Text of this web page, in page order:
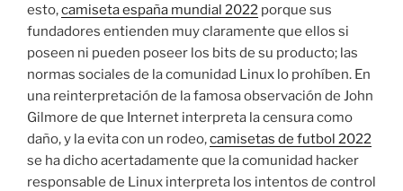
esto,camiseta españa mundial 2022 porque sus
fundadores entienden muy claramente que ellos si
poseen ni pueden poseer los bits de su producto; las
normas sociales de la comunidad Linux lo prohíben. En
una reinterpretación de la famosa observación de John
Gilmore de que Internet interpreta la censura como
daño, y la evita con un rodeo,camisetas de futbol 2022
se ha dicho acertadamente que la comunidad hacker
responsable de Linux interpreta los intentos de control